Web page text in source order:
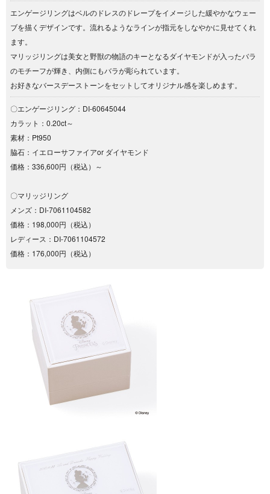
エンゲージリングはベルのドレスのドレープをイメージした緩やかなウェー
ブを描くデザインです。流れるようなラインが指元をしなやかに見せてくれ
ます。
マリッジリングは美女と野獣の物語のキーとなるダイヤモンドが入ったバラ
のモチーフが輝き、内側にもバラが彫られています。
お好きなバースデーストーンをセットしてオリジナル感を楽しめます。
〇エンゲージリング：DI-60645044
カラット：0.20ct～
素材：Pt950
脇石：イエローサファイアor ダイヤモンド
価格：336,600円（税込）～
〇マリッジリング
メンズ：DI-7061104582
価格：198,000円（税込）
レディース：DI-7061104572
価格：176,000円（税込）